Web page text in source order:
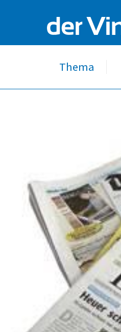
Thema